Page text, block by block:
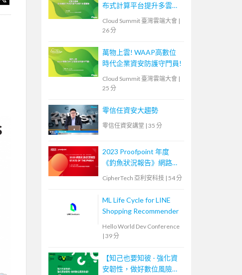
布式計算平台提升多雲體
Cloud Summit 臺灣雲端大會 |
26 分
萬物上雲! WAAP高數位
時代企業資安防護守門員!
Cloud Summit 臺灣雲端大會 |
25 分
零信任資安大趨勢
零信任資安講堂 | 35 分
2023 Proofpoint 年度
《釣魚狀況報告》網路研
CipherTech 亞利安科技 | 54 分
ML Life Cycle for LINE
Shopping Recommender
Hello World Dev Conference
| 39 分
【知己也要知彼 - 強化資
安韌性，做好數位風險防